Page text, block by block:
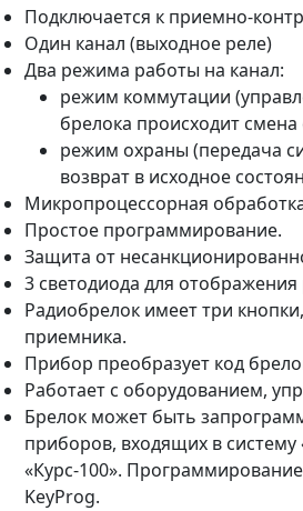
Подключается к приемно-
Один канал (выходное реле)
Два режима работы на канал:
режим коммутации
брелока происходит
режим охраны (передача
возврат в исходное
Микропроцессорная
Простое программирование.
Защита от
3 светодиода для
Радиобрелок имеет три
приемника.
Прибор преобразует код
Работает с оборудованием,
Брелок может быть
приборов, входящих в
«Курс-100».
KeyProg.